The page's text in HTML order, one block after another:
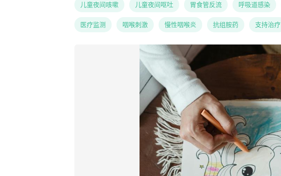
儿童夜间咳嗽 儿童夜间呕吐 胃食管反流 呼吸道感染
医疗监测 咽喉刺激 慢性咽喉炎 抗组胺药 支持治疗